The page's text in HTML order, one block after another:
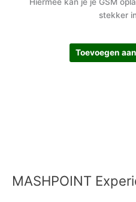
Hiermee kan je je GSM
stekker
Toevoegen
MASHPOINT